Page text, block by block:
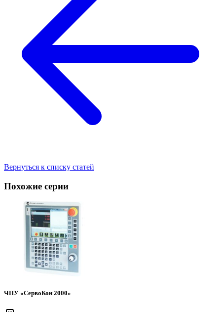
Вернуться к списку статей
Похожие серии
ЧПУ «СервоКон 2000»